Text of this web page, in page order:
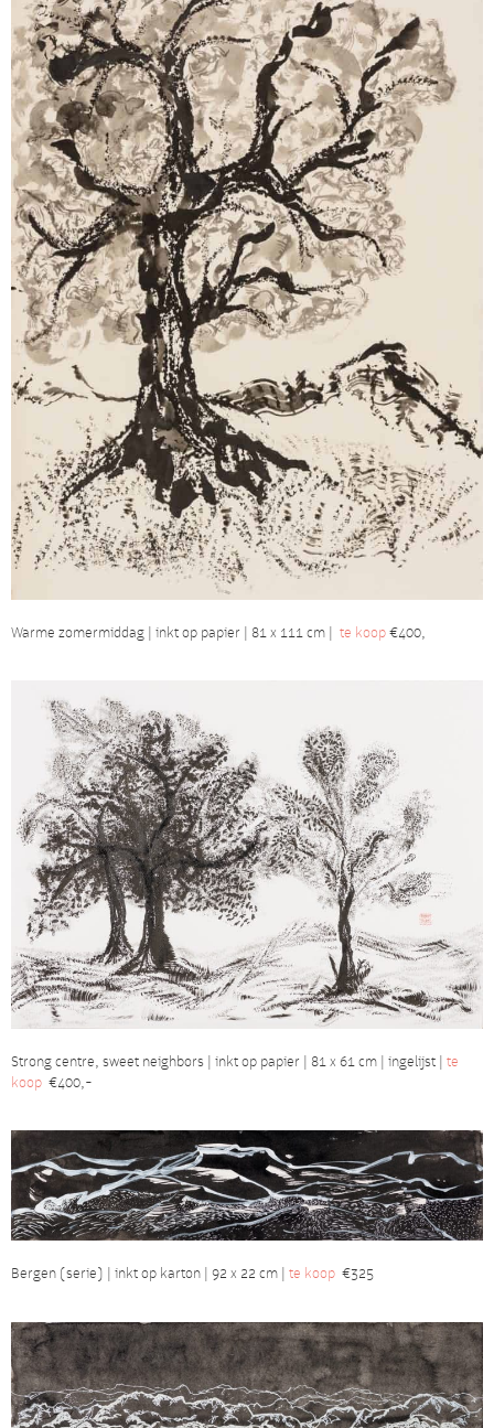
Warme zomermiddag | inkt op papier | 81 x 111 cm | te koop€400,
Strong centre, sweet neighbors | inkt op papier | 81 x 61 cm | ingelijst | te
koop €400,-
Bergen (serie) | inkt op karton | 92 x 22 cm | te koop €325